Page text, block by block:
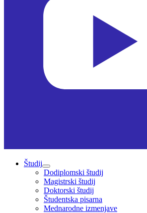
Študij
Dodiplomski študij
Magistrski študij
Doktorski študij
Študentska pisarna
Mednarodne izmenjave